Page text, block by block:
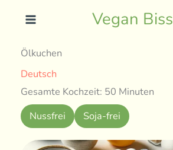
Vegan Biss
Ölkuchen
Deutsch
Gesamte Kochzeit: 50 Minuten
Nussfrei
Soja-frei